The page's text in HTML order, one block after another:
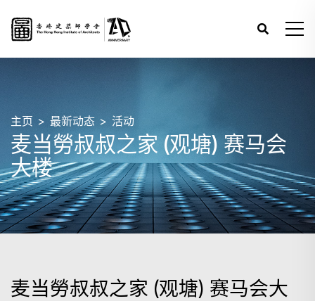
主页 最新动态 活动
麦当勞叔叔之家 (观塘) 赛马会
大楼
麦当勞叔叔之家 (观塘) 赛马会大